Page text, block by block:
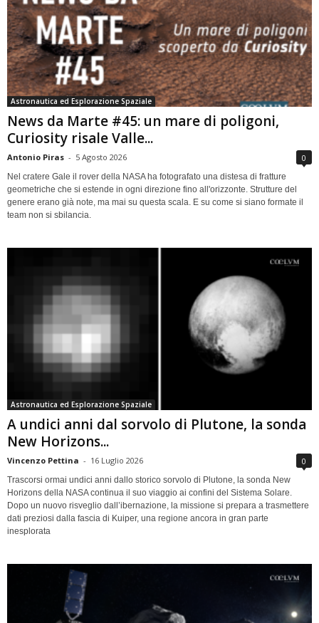
Astronautica ed Esplorazione Spaziale
News da Marte #45: un mare di poligoni,
Curiosity risale Valle...
Antonio Piras - 5 Agosto 2026 0
Nel cratere Gale il rover della NASA ha fotografato una distesa di fratture
geometriche che si estende in ogni direzione fino all'orizzonte. Strutture del
genere erano già note, ma mai su questa scala. E su come si siano formate il
team non si sbilancia.
Astronautica ed Esplorazione Spaziale
A undici anni dal sorvolo di Plutone, la sonda
New Horizons...
Vincenzo Pettina - 16 Luglio 2026 0
Trascorsi ormai undici anni dallo storico sorvolo di Plutone, la sonda New
Horizons della NASA continua il suo viaggio ai confini del Sistema Solare.
Dopo un nuovo risveglio dall’ibernazione, la missione si prepara a trasmettere
dati preziosi dalla fascia di Kuiper, una regione ancora in gran parte
inesplorata